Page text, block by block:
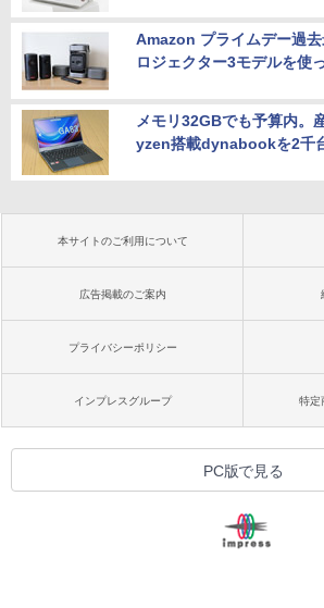
Amazon プライムデー過
ロジェクター3モデルを使
メモリ32GBでも予算内。
yzen搭載dynabookを2千
本サイトのご利用について
広告掲載のご案内
プライバシーポリシー
インプレスグループ 特定
PC版で見る